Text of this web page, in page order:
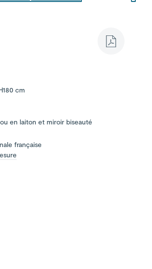
cm
en laiton et miroir biseauté
française